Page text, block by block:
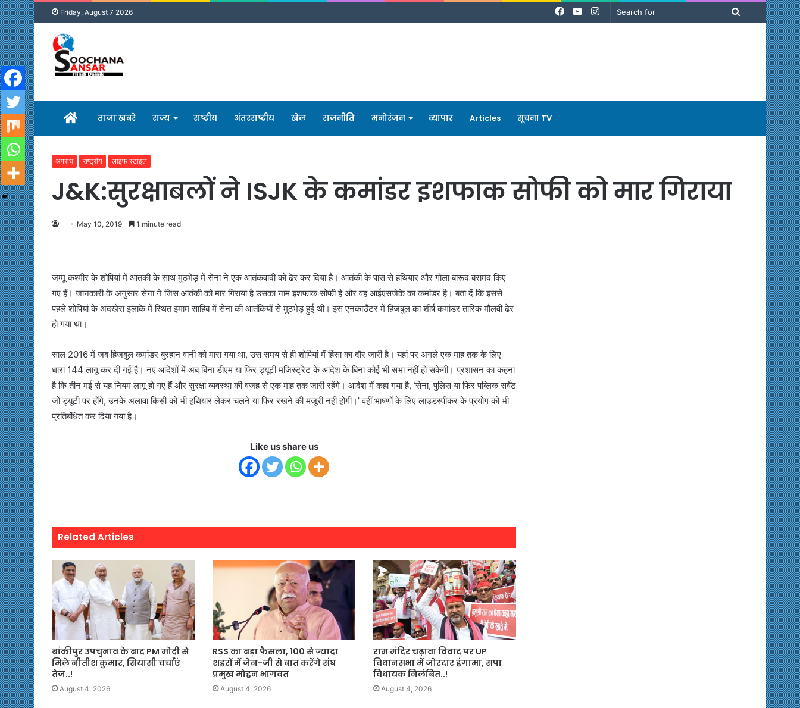
Friday, August 7 2026
Search
Instagram
YouTube
Facebook
होम ताजा खबरे राज्य राष्ट्रीय अंतरराष्ट्रीय खेल राजनीति मनोरंजन व्यापार Articles सूचना TV
अपराध राष्ट्रीय लाइफ स्टाइल
J&K:सुरक्षाबलों ने ISJK के कमांडर इशफाक सोफी को मार गिराया
May 10, 2019 1 minute read
जम्मू कश्मीर के शोपियां में आतंकी के साथ मुठभेड़ में सेना ने एक आतंकवादी को ढेर कर दिया है। आतंकी के पास से हथियार और गोला बारूद बरामद किए
गए हैं। जानकारी के अनुसार सेना ने जिस आतंकी को मार गिराया है उसका नाम इशफाक सोफी है और वह आईएसजेके का कमांडर है। बता दें कि इससे
पहले शोपियां के अदखेरा इलाके में स्थित इमाम साहिब में सेना की आतंकियों से मुठभेड़ हुई थी। इस एनकाउँटर में हिजबुल का शीर्ष कमांडर तारिक मौलवी ढेर
हो गया था।
साल 2016 में जब हिजबुल कमांडर बुरहान वानी को मारा गया था, उस समय से ही शोपियां में हिंसा का दौर जारी है। यहां पर अगले एक माह तक के लिए
धारा 144 लागू कर दी गई है। नए आदेशों में अब बिना डीएम या फिर ड्यूटी मजिस्‍ट्रेट के आदेश के बिना कोई भी सभा नहीं हो सकेगी। प्रशासन का कहना
है कि तीन मई से यह नियम लागू हो गए हैं और सुरक्षा व्‍यवस्‍था की वजह से एक माह तक जारी रहेंगे। आदेश में कहा गया है, ‘सेना, पुलिस या फिर पब्लिक सर्वेंट
जो ड्यूटी पर होंगे, उनके अलावा किसी को भी हथियार लेकर चलने या फिर रखने की मंजूरी नहीं होगी।’ वहीं भाषणों के लिए लाउडस्‍पीकर के प्रयोग को भी
प्रतिबंधित कर दिया गया है।
Like us share us
Related Articles
बांकीपुर उपचुनाव के बाद PM मोदी से
मिले नीतीश कुमार, सियासी चर्चाएं
तेज..!
August 4, 2026
RSS का बड़ा फैसला, 100 से ज्यादा
शहरों में जेन-जी से बात करेंगे संघ
प्रमुख मोहन भागवत
August 4, 2026
राम मंदिर चढ़ावा विवाद पर UP
विधानसभा में जोरदार हंगामा, सपा
विधायक निलंबित..!
August 4, 2026